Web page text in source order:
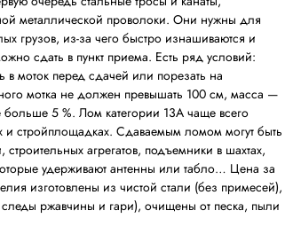
металлической проволоки. Они нужны для
грузов, из-за чего быстро изнашиваются и
сдать в пункт приема. Есть ряд условий:
в моток перед сдачей или порезать на
мотка не должен превышать 100 см, масса —
5 %. Лом категории 13А чаще всего
и стройплощадках. Сдаваемым ломом могут быть
агрегатов, подъемники в шахтах,
удерживают антенны или табло… Цена за
изготовлены из чистой стали (без примесей),
ржавчины и гари), очищены от песка, пыли